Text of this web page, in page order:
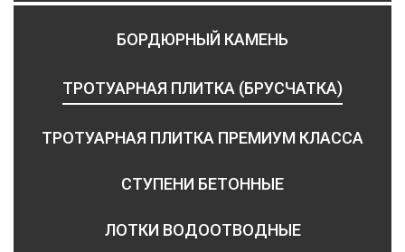
БОРДЮРНЫЙ КАМЕНЬ
ТРОТУАРНАЯ ПЛИТКА (БРУСЧАТКА)
ТРОТУАРНАЯ ПЛИТКА ПРЕМИУМ КЛАССА
СТУПЕНИ БЕТОННЫЕ
ЛОТКИ ВОДООТВОДНЫЕ